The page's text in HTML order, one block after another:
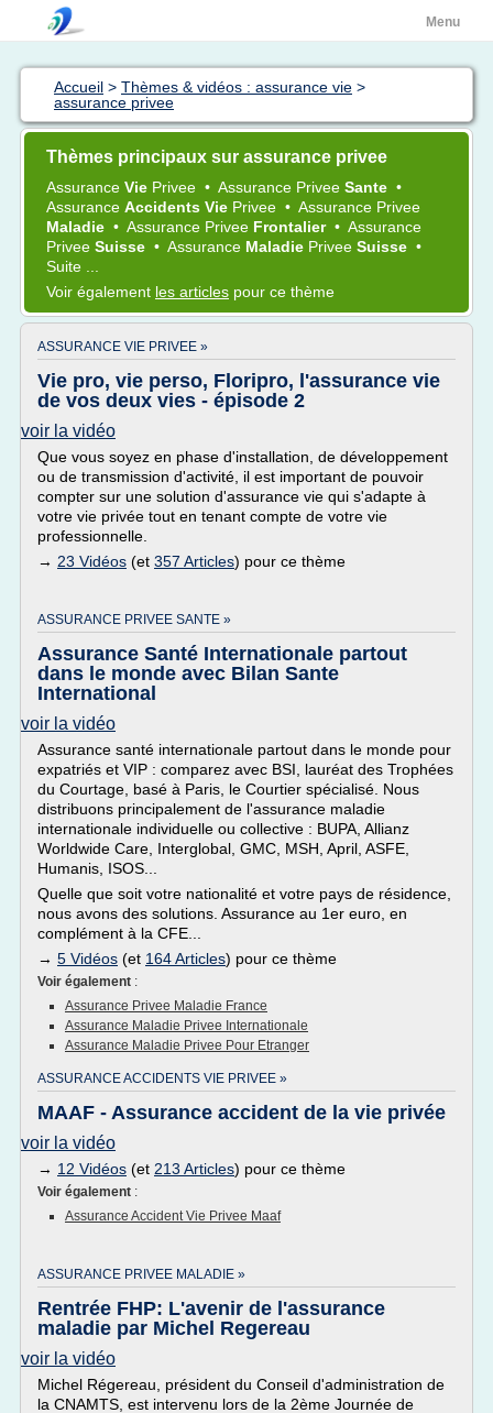
Menu
Accueil > Thèmes & vidéos : assurance vie >
assurance privee
Thèmes principaux sur assurance privee
Assurance Vie Privee • Assurance Privee Sante •
Assurance Accidents Vie Privee • Assurance Privee
Maladie • Assurance Privee Frontalier • Assurance
Privee Suisse • Assurance Maladie Privee Suisse •
Suite ...
Voir également les articles pour ce thème
ASSURANCE VIE PRIVEE »
Vie pro, vie perso, Floripro, l'assurance vie
de vos deux vies - épisode 2
voir la vidéo
Que vous soyez en phase d'installation, de développement
ou de transmission d'activité, il est important de pouvoir
compter sur une solution d'assurance vie qui s'adapte à
votre vie privée tout en tenant compte de votre vie
professionnelle.
→ 23 Vidéos (et 357 Articles) pour ce thème
ASSURANCE PRIVEE SANTE »
Assurance Santé Internationale partout
dans le monde avec Bilan Sante
International
voir la vidéo
Assurance santé internationale partout dans le monde pour
expatriés et VIP : comparez avec BSI, lauréat des Trophées
du Courtage, basé à Paris, le Courtier spécialisé. Nous
distribuons principalement de l'assurance maladie
internationale individuelle ou collective : BUPA, Allianz
Worldwide Care, Interglobal, GMC, MSH, April, ASFE,
Humanis, ISOS...
Quelle que soit votre nationalité et votre pays de résidence,
nous avons des solutions. Assurance au 1er euro, en
complément à la CFE...
→ 5 Vidéos (et 164 Articles) pour ce thème
Voir également :
Assurance Privee Maladie France
Assurance Maladie Privee Internationale
Assurance Maladie Privee Pour Etranger
ASSURANCE ACCIDENTS VIE PRIVEE »
MAAF - Assurance accident de la vie privée
voir la vidéo
→ 12 Vidéos (et 213 Articles) pour ce thème
Voir également :
Assurance Accident Vie Privee Maaf
ASSURANCE PRIVEE MALADIE »
Rentrée FHP: L'avenir de l'assurance
maladie par Michel Regereau
voir la vidéo
Michel Régereau, président du Conseil d'administration de
la CNAMTS, est intervenu lors de la 2ème Journée de